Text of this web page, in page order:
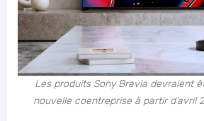
Les produits Sony Bravia devraient
nouvelle coentreprise à partir d’avril